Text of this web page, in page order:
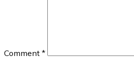
Comment *